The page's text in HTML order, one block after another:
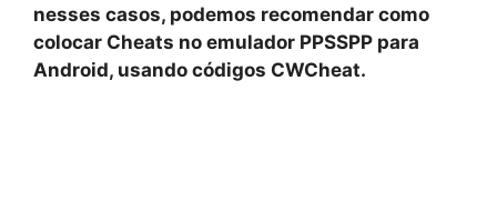
nesses casos, podemos recomendar como
colocar Cheats no emulador PPSSPP para
Android, usando códigos CWCheat.